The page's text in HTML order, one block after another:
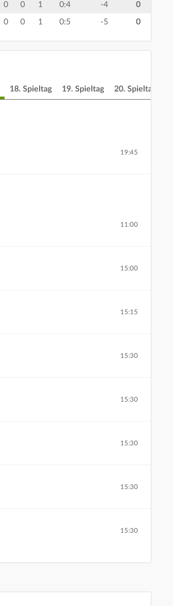
0 0 1 0:4 -4 0
0 0 1 0:5 -5 0
18. Spieltag 19. Spieltag 20. Spieltag
19:45
11:00
15:00
15:15
15:30
15:30
15:30
15:30
15:30